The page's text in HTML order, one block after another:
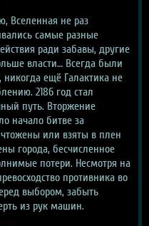
Вселенная не раз
самые разные
ради забавы, другие
власти… Всегда были
ещё Галактика не
2186 год стал
путь. Вторжение
начало битве за
или взяты в плен
города, бесчисленное
потери. Несмотря на
противника во
выбором, забыть
из рук машин.